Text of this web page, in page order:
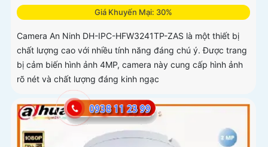
Giá Khuyến Mại: 30%
Camera An Ninh DH-IPC-HFW3241TP-ZAS là một thiết bị
chất lượng cao với nhiều tính năng đáng chú ý. Được trang
bị cảm biến hình ảnh 4MP, camera này cung cấp hình ảnh
rõ nét và chất lượng đáng kinh ngạc